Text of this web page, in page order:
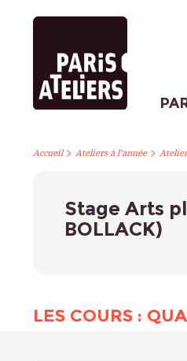
Accueil> Ateliers à l’année>
Stage Arts
BOLLACK)
LES COURS :